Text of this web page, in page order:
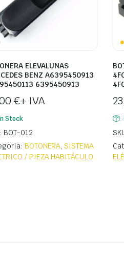
ELEVALUNAS
BENZ A6395450913
6395450913
€+ IVA
Stock
BOT-012
BOTONERA,SISTEMA
/ PIEZA HABITÁCULO